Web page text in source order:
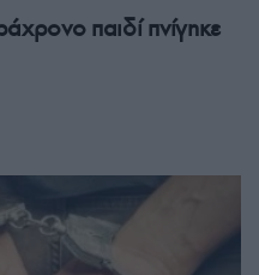
παιδί πνίγηκε